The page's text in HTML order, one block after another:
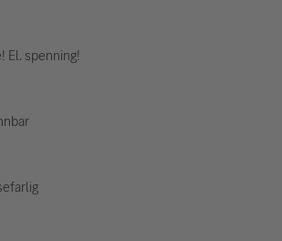
El. spenning!